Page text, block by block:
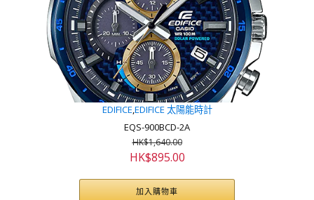
EDIFICE,EDIFICE 太陽能時計
EQS-900BCD-2A
HK$1,640.00
原
價
HK$895.00目
價
加入購物車